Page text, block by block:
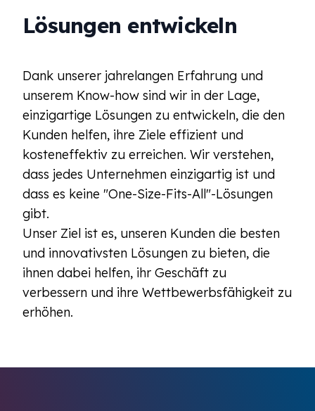
Lösungen entwickeln
Dank unserer jahrelangen Erfahrung und
unserem Know-how sind wir in der Lage,
einzigartige Lösungen zu entwickeln, die den
Kunden helfen, ihre Ziele effizient und
kosteneffektiv zu erreichen. Wir verstehen,
dass jedes Unternehmen einzigartig ist und
dass es keine "One-Size-Fits-All"-Lösungen
gibt.
Unser Ziel ist es, unseren Kunden die besten
und innovativsten Lösungen zu bieten, die
ihnen dabei helfen, ihr Geschäft zu
verbessern und ihre Wettbewerbsfähigkeit zu
erhöhen.